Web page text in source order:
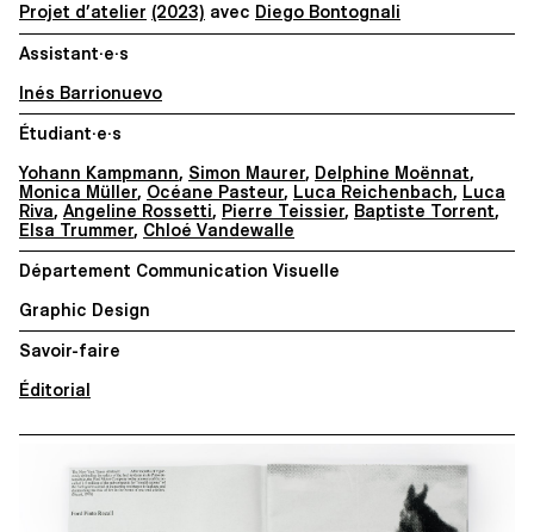
Projet d’atelier (2023) avec Diego Bontognali
Assistant·e·s
Inés Barrionuevo
Étudiant·e·s
Yohann Kampmann, Simon Maurer, Delphine Moënnat,
Monica Müller, Océane Pasteur, Luca Reichenbach, Luca
Riva, Angeline Rossetti, Pierre Teissier, Baptiste Torrent,
Elsa Trummer, Chloé Vandewalle
Département Communication Visuelle
Graphic Design
Savoir-faire
Éditorial